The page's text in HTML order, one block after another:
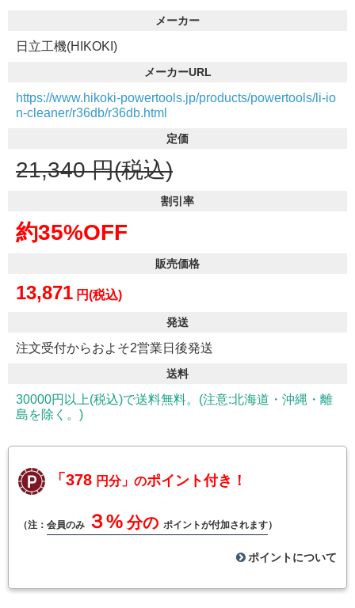
メーカー
日立工機(HIKOKI)
メーカーURL
https://www.hikoki-powertools.jp/products/powertools/li-io
n-cleaner/r36db/r36db.html
定価
21,340 円(税込)
割引率
約35%OFF
販売価格
13,871 円(税込)
発送
注文受付からおよそ2営業日後発送
送料
30000円以上(税込)で送料無料。(注意:北海道・沖縄・離
島を除く。)
「378 円分」のポイント付き！
（注： 会員のみ ３% 分の ポイントが付加されます）
ポイントについて